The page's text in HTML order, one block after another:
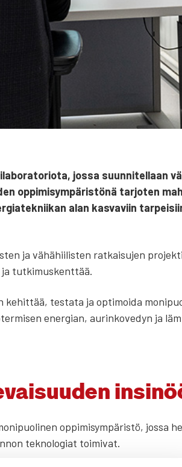
jos­sa suun­ni­tel­laan
oppi­mi­sym­pä­ris­tö­nä tar­jo­ten
alan kas­va­viin
ja vähä­hii­lis­ten rat­kai­su­jen
tut­ki­mus­kent­tää.
kehit­tää, tes­ta­ta ja opti­moi­da
ener­gian, aurin­ko­ve­dyn ja
oppi­mi­sym­pä­ris­tö, jos­sa
tek­no­lo­giat toi­mi­vat.